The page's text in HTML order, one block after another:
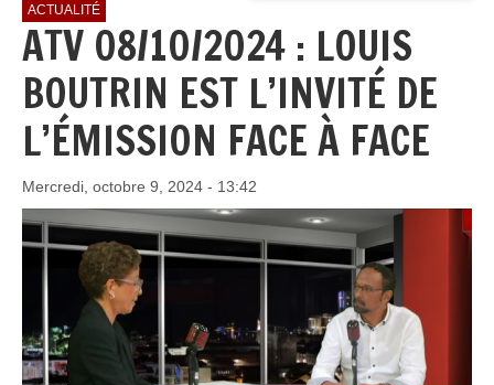
ACTUALITÉ
ATV 08/10/2024 : LOUIS
BOUTRIN EST L’INVITÉ DE
L’ÉMISSION FACE À FACE
Mercredi, octobre 9, 2024 - 13:42